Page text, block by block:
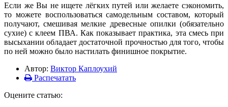
Если же Вы не ищете лёгких путей или желаете сэкономить,
то можете воспользоваться самодельным составом, который
получают, смешивая мелкие древесные опилки (обязательно
сухие) с клеем ПВА. Как показывает практика, эта смесь при
высыхании обладает достаточной прочностью для того, чтобы
по ней можно было настилать финишное покрытие.
Автор: Виктор Каплоухий
Распечатать
Оцените статью: